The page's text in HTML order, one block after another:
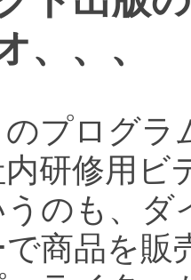
、、、
プログラ
研修用ビ
のも、ダ
で商品を販